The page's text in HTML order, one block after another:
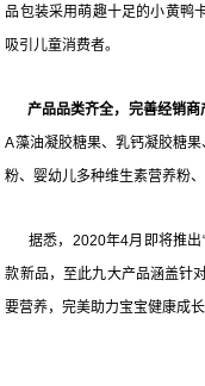
品包装采用萌趣十足的小黄鸭
吸引儿童消费者。
产品品类齐全，完善经销商
A藻油凝胶糖果、乳钙凝胶糖
粉、婴幼儿多种维生素营养粉
据悉，2020年4月即将推出“
款新品，至此九大产品涵盖针
要营养，完美助力宝宝健康成长